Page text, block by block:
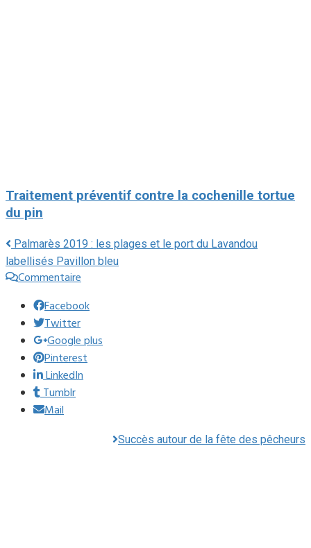
Traitement préventif contre la cochenille tortue
du pin
Palmarès 2019 : les plages et le port du Lavandou
labellisés Pavillon bleu
Commentaire
Facebook
Twitter
Google plus
Pinterest
LinkedIn
Tumblr
Mail
Succès autour de la fête des pêcheurs